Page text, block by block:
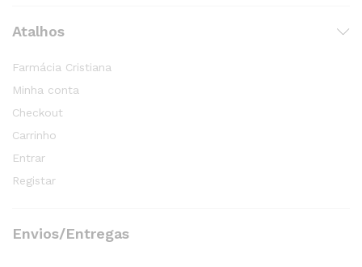
Atalhos
Farmácia Cristiana
Minha conta
Checkout
Carrinho
Entrar
Registar
Envios/Entregas